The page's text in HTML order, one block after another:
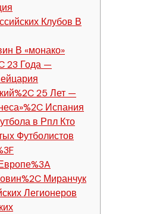
Клубов В
В «монако»
23 Года —
25 Лет —
Испания
в Рпл Кто
Футболистов
Миранчук
Легионеров